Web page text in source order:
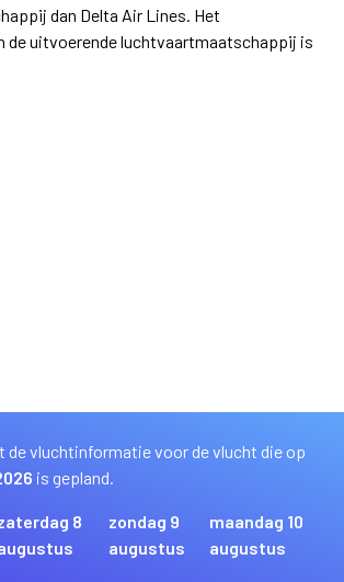
dan Delta Air Lines. Het
de uitvoerende luchtvaartmaatschappij is
de vluchtinformatie voor de vlucht die op
is gepland.
8
zondag 9
augustus
maandag 10
augustus